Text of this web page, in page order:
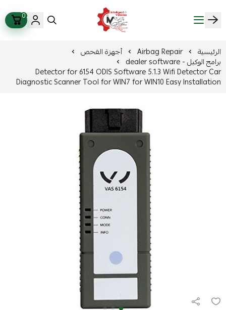
ذكاء المركبات Intelligent Vehicles
0
الرئيسية Airbag Repair أجهزة الفحص
برامج الوكيل - dealer software
Detector for 6154 ODIS Software 5.1.3 Wifi Detector Car
Diagnostic Scanner Tool for WIN7 for WIN10 Easy Installation